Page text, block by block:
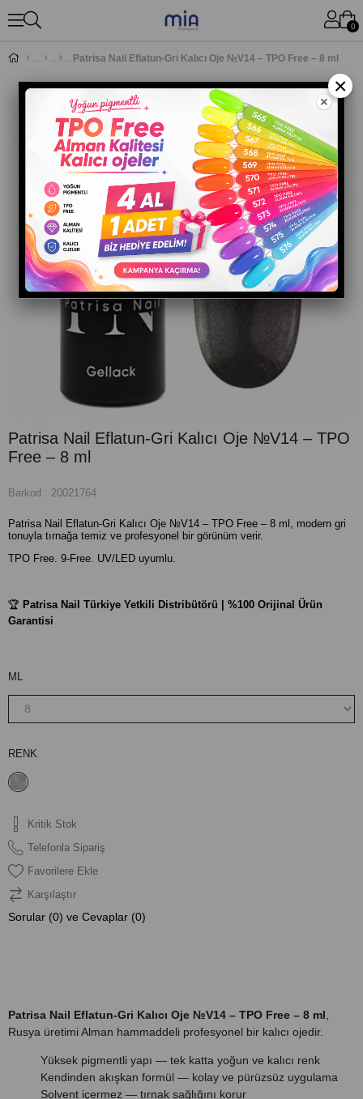
0
Patrisa Nail Eflatun-Gri Kalıcı Oje №V14 – TPO Free – 8 ml
Patrisa Nail Eflatun-Gri Kalıcı Oje №V14 – TPO
Free – 8 ml
Barkod : 20021764
Patrisa Nail Eflatun-Gri Kalıcı Oje №V14 – TPO Free – 8 ml, modern gri
tonuyla tırnağa temiz ve profesyonel bir görünüm verir.
TPO Free. 9-Free. UV/LED uyumlu.
🏆 Patrisa Nail Türkiye Yetkili Distribütörü | %100 Orijinal Ürün
Garantisi
ML
RENK
Kritik Stok
Telefonla Sipariş
Favorilere Ekle
Karşılaştır
Sorular (0) ve Cevaplar (0)
Patrisa Nail Eflatun-Gri Kalıcı Oje №V14 – TPO Free – 8 ml
Rusya üretimi Alman hammaddeli profesyonel bir kalıcı ojedir.
Yüksek pigmentli yapı — tek katta yoğun ve kalıcı renk
Kendinden akışkan formül — kolay ve pürüzsüz uygulama
Solvent içermez — tırnak sağlığını korur
×